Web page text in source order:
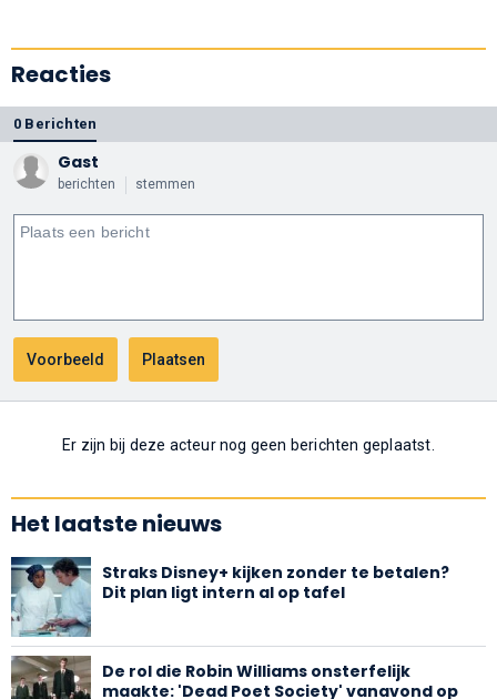
Reacties
0 Berichten
Gast
berichten stemmen
Er zijn bij deze acteur nog geen berichten geplaatst.
Het laatste nieuws
Straks Disney+ kijken zonder te betalen?
Dit plan ligt intern al op tafel
De rol die Robin Williams onsterfelijk
maakte: 'Dead Poet Society' vanavond op